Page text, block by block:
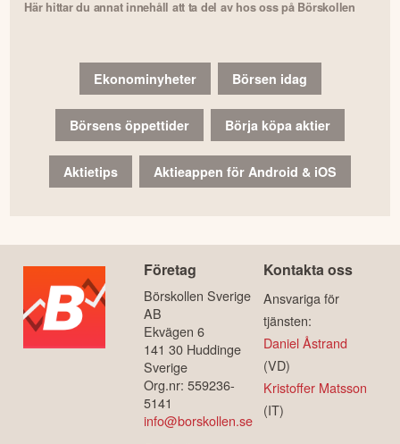
Här hittar du annat innehåll att ta del av hos oss på Börskollen
Ekonominyheter Börsen idag
Börsens öppettider Börja köpa aktier
Aktietips Aktieappen för Android & iOS
Företag
Börskollen Sverige
AB
Ekvägen 6
141 30 Huddinge
Sverige
Org.nr: 559236-
5141
info@borskollen.se
Kontakta oss
Ansvariga för
tjänsten:
Daniel Åstrand
(VD)
Kristoffer Matsson
(IT)